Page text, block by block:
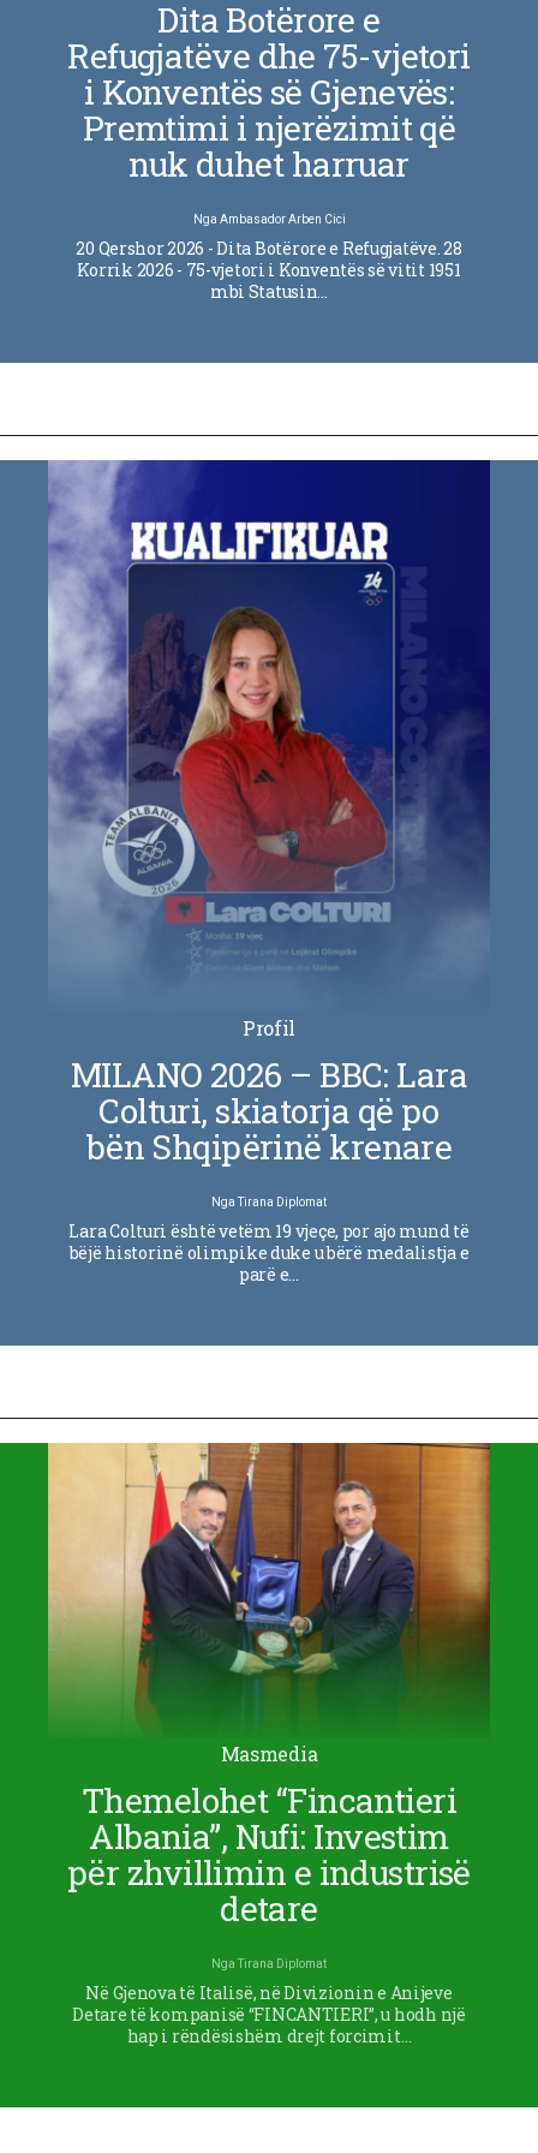
Dita Botërore e
Refugjatëve dhe 75-vjetori
i Konventës së Gjenevës:
Premtimi i njerëzimit që
nuk duhet harruar
Nga Ambasador Arben Cici
20 Qershor 2026 - Dita Botërore e Refugjatëve. 28
Korrik 2026 - 75-vjetori i Konventës së vitit 1951
mbi Statusin…
Profil
MILANO 2026 – BBC: Lara
Colturi, skiatorja që po
bën Shqipërinë krenare
NgaTirana Diplomat
Lara Colturi është vetëm 19 vjeçe, por ajo mund të
bëjë historinë olimpike duke u bërë medalistja e
parë e…
Masmedia
Themelohet “Fincantieri
Albania”, Nufi: Investim
për zhvillimin e industrisë
detare
NgaTirana Diplomat
Në Gjenova të Italisë, në Divizionin e Anijeve
Detare të kompanisë “FINCANTIERI”, u hodh një
hap i rëndësishëm drejt forcimit…